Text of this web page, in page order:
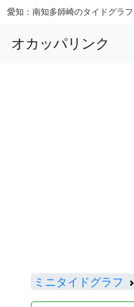
愛知：南知多師崎のタイドグラ
オカッパリンク
ミニタイドグラフ